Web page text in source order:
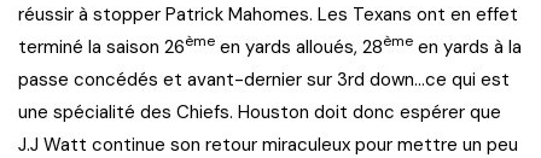
réussir à stopper Patrick Mahomes. Les Texans ont en effet
terminé la saison 26ème en yards alloués, 28ème en yards à la
passe concédés et avant-dernier sur 3rd down…ce qui est
une spécialité des Chiefs. Houston doit donc espérer que
J.J Watt continue son retour miraculeux pour mettre un peu